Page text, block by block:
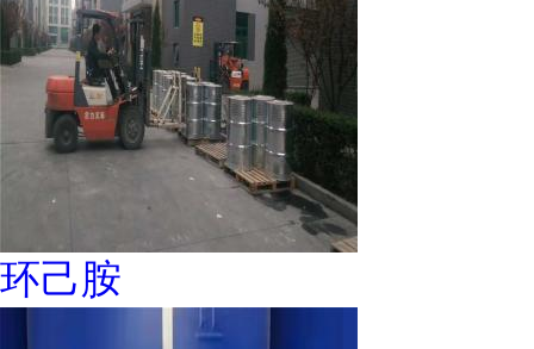
环己胺